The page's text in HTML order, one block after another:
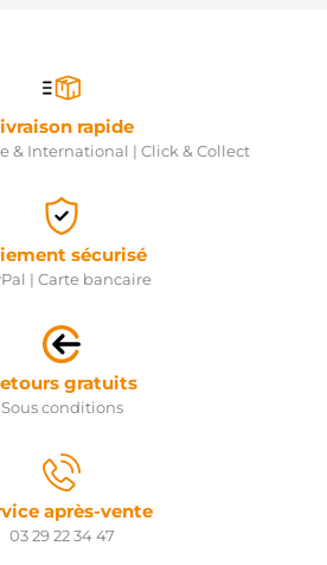
rapide
& International | Click & Collect
sécurisé
| Carte bancaire
gratuits
Sous conditions
après-vente
03 29 22 34 47